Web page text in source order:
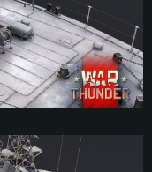
service par la marine
les torpilleurs du Project
sous licence une
d'exemplaires venant de
utilisés par la marine
l'Egypte, le Vietnam,
seulement un petit
par la plupart de ses